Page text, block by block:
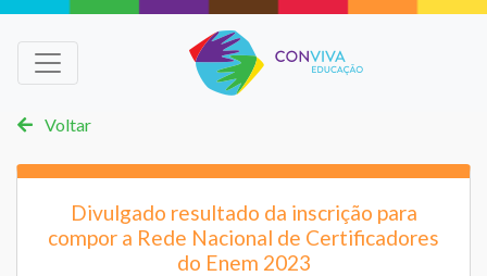
Voltar
Divulgado resultado da inscrição para
compor a Rede Nacional de Certificadores
do Enem 2023